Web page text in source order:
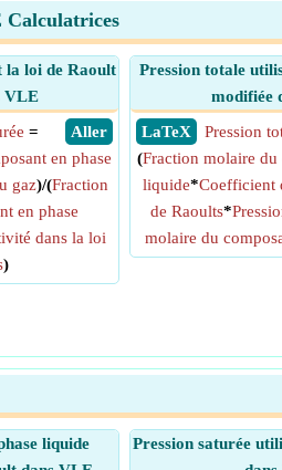
la loi de Raoult
VLE
​ Aller
=
en phase
gaz)/(Fraction
en phase
dans la loi
)
Pression totale
modifiée
​ LaTeX
Pression
(Fraction molaire du
liquide*Coefficient
de Raoults*
molaire du
liquide
Pression saturée